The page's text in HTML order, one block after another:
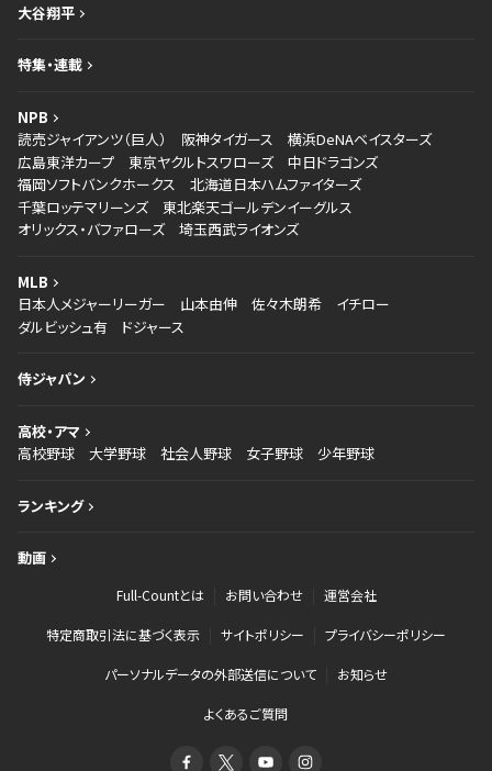
大谷翔平
特集・連載
NPB
読売ジャイアンツ（巨人）
阪神タイガース
横浜DeNAベイスターズ
広島東洋カープ
東京ヤクルトスワローズ
中日ドラゴンズ
福岡ソフトバンクホークス
北海道日本ハムファイターズ
千葉ロッテマリーンズ
東北楽天ゴールデンイーグルス
オリックス・バファローズ
埼玉西武ライオンズ
MLB
日本人メジャーリーガー
山本由伸 佐々木朗希
イチロー
ダルビッシュ有
ドジャース
侍ジャパン
高校・アマ
高校野球
大学野球 社会人野球 女子野球 少年野球
ランキング
動画
Full-Countとは お問い合わせ 運営会社
特定商取引法に基づく表示 サイトポリシー プライバシーポリシー
パーソナルデータの外部送信について お知らせ
よくあるご質問